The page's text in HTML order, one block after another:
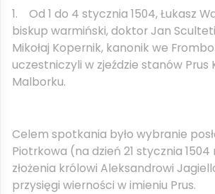
1. Od 1 do 4 stycznia 1504, Łukasz
biskup warmiński, doktor Jan
Mikołaj Kopernik, kanonik we
uczestniczyli w zjeździe stanów Prus
Malborku.
Celem spotkania było wybranie
Piotrkowa (na dzień 21 stycznia 1504
złożenia królowi Aleksandrowi
przysięgi wierności w imieniu Prus.